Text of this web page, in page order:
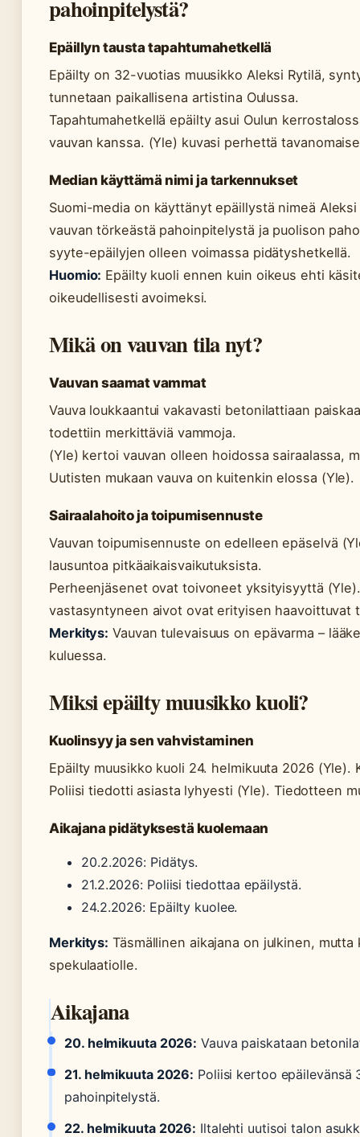
pahoinpitelystä?
Epäillyn tausta tapahtumahetkellä
Epäilty on 32-vuotias muusikko Aleksi Rytilä,
tunnetaan paikallisena artistina Oulussa.
Tapahtumahetkellä epäilty asui Oulun
vauvan kanssa. (Yle) kuvasi perhettä
Median käyttämä nimi ja tarkennukset
Suomi-media on käyttänyt epäillystä nimeä
vauvan törkeästä pahoinpitelystä ja puolison
syyte-epäilyjen olleen voimassa pidätyshetkellä.
Huomio: Epäilty kuoli ennen kuin oikeus ehti
oikeudellisesti avoimeksi.
Mikä on vauvan tila nyt?
Vauvan saamat vammat
Vauva loukkaantui vakavasti betonilattiaan
todettiin merkittäviä vammoja.
(Yle) kertoi vauvan olleen hoidossa sairaalassa,
Uutisten mukaan vauva on kuitenkin elossa (Yle).
Sairaalahoito ja toipumisennuste
Vauvan toipumisennuste on edelleen epäselvä
lausuntoa pitkäaikaisvaikutuksista.
Perheenjäsenet ovat toivoneet yksityisyyttä
vastasyntyneen aivot ovat erityisen haavoittuvat
Merkitys: Vauvan tulevaisuus on epävarma –
kuluessa.
Miksi epäilty muusikko kuoli?
Kuolinsyy ja sen vahvistaminen
Epäilty muusikko kuoli 24. helmikuuta 2026
Poliisi tiedotti asiasta lyhyesti (Yle). Tiedotteen
Aikajana pidätyksestä kuolemaan
20.2.2026: Pidätys.
21.2.2026: Poliisi tiedottaa epäilystä.
24.2.2026: Epäilty kuolee.
Merkitys: Täsmällinen aikajana on julkinen,
spekulaatiolle.
Aikajana
20. helmikuuta 2026: Vauva paiskataan
21. helmikuuta 2026: Poliisi kertoo epäilevänsä
pahoinpitelystä.
22. helmikuuta 2026: Iltalehti uutisoi talon